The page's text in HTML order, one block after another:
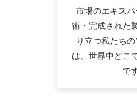
市場のエキス
術・完成された
り立つ私たち
は、世界中どこ
で